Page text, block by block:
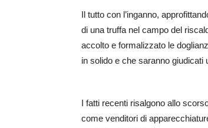
Il tutto con l’inganno,
di una truffa nel campo del
accolto e formalizzato le
in solido e che saranno giudicati
I fatti recenti risalgono allo
come venditori di